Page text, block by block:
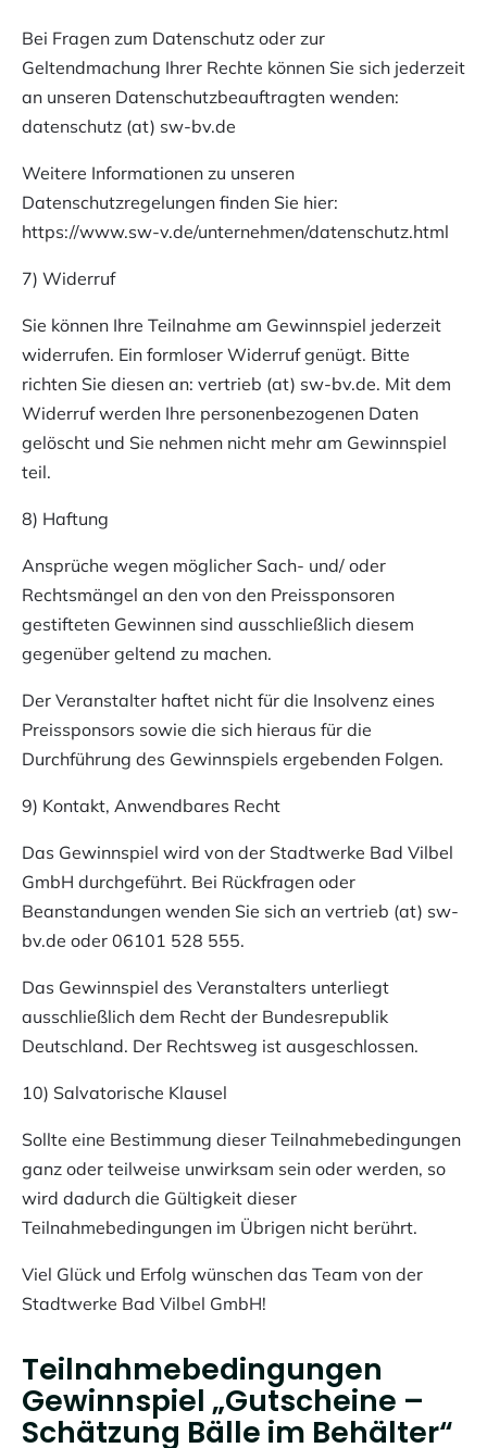
Bei Fragen zum Datenschutz oder zur
Geltendmachung Ihrer Rechte können Sie sich jederzeit
an unseren Datenschutzbeauftragten wenden:
datenschutz (at) sw-bv.de
Weitere Informationen zu unseren
Datenschutzregelungen finden Sie hier:
https://www.sw-v.de/unternehmen/datenschutz.html
7) Widerruf
Sie können Ihre Teilnahme am Gewinnspiel jederzeit
widerrufen. Ein formloser Widerruf genügt. Bitte
richten Sie diesen an: vertrieb (at) sw-bv.de. Mit dem
Widerruf werden Ihre personenbezogenen Daten
gelöscht und Sie nehmen nicht mehr am Gewinnspiel
teil.
8) Haftung
Ansprüche wegen möglicher Sach- und/ oder
Rechtsmängel an den von den Preissponsoren
gestifteten Gewinnen sind ausschließlich diesem
gegenüber geltend zu machen.
Der Veranstalter haftet nicht für die Insolvenz eines
Preissponsors sowie die sich hieraus für die
Durchführung des Gewinnspiels ergebenden Folgen.
9) Kontakt, Anwendbares Recht
Das Gewinnspiel wird von der Stadtwerke Bad Vilbel
GmbH durchgeführt. Bei Rückfragen oder
Beanstandungen wenden Sie sich an vertrieb (at) sw-
bv.de oder 06101 528 555.
Das Gewinnspiel des Veranstalters unterliegt
ausschließlich dem Recht der Bundesrepublik
Deutschland. Der Rechtsweg ist ausgeschlossen.
10) Salvatorische Klausel
Sollte eine Bestimmung dieser Teilnahmebedingungen
ganz oder teilweise unwirksam sein oder werden, so
wird dadurch die Gültigkeit dieser
Teilnahmebedingungen im Übrigen nicht berührt.
Viel Glück und Erfolg wünschen das Team von der
Stadtwerke Bad Vilbel GmbH!
Teilnahmebedingungen
Gewinnspiel „Gutscheine –
Schätzung Bälle im Behälter“